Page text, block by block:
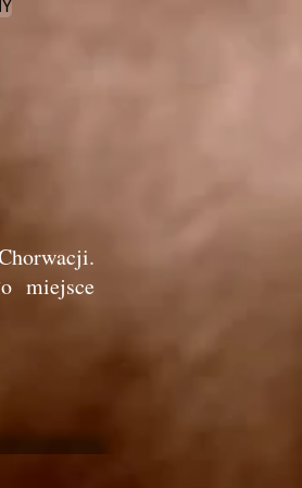
miejsce